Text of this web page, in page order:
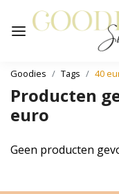
Goodies Tags 40
Producten
euro
Geen producten